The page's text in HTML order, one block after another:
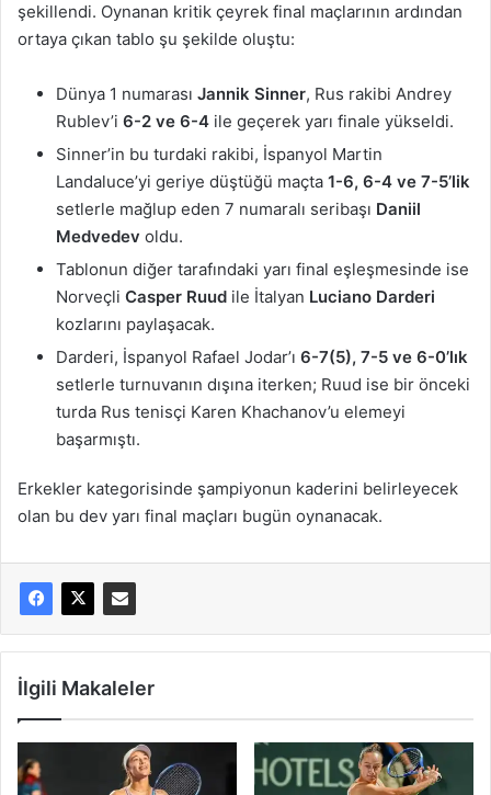
şekillendi. Oynanan kritik çeyrek final maçlarının ardından
ortaya çıkan tablo şu şekilde oluştu:
Dünya 1 numarası Jannik Sinner, Rus rakibi Andrey
Rublev’i 6-2 ve 6-4 ile geçerek yarı finale yükseldi.
Sinner’in bu turdaki rakibi, İspanyol Martin
Landaluce’yi geriye düştüğü maçta 1-6, 6-4 ve 7-5’lik
setlerle mağlup eden 7 numaralı seribaşı Daniil
Medvedev oldu.
Tablonun diğer tarafındaki yarı final eşleşmesinde ise
Norveçli Casper Ruud ile İtalyan Luciano Darderi
kozlarını paylaşacak.
Darderi, İspanyol Rafael Jodar’ı 6-7(5), 7-5 ve 6-0’lık
setlerle turnuvanın dışına iterken; Ruud ise bir önceki
turda Rus tenisçi Karen Khachanov’u elemeyi
başarmıştı.
Erkekler kategorisinde şampiyonun kaderini belirleyecek
olan bu dev yarı final maçları bugün oynanacak.
İlgili Makaleler